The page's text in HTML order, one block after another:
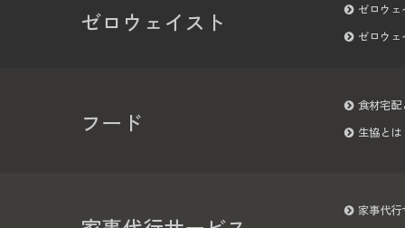
ゼロウェイスト
ゼロウ
ゼロウ
フード
食材宅配
生協とは
家事代